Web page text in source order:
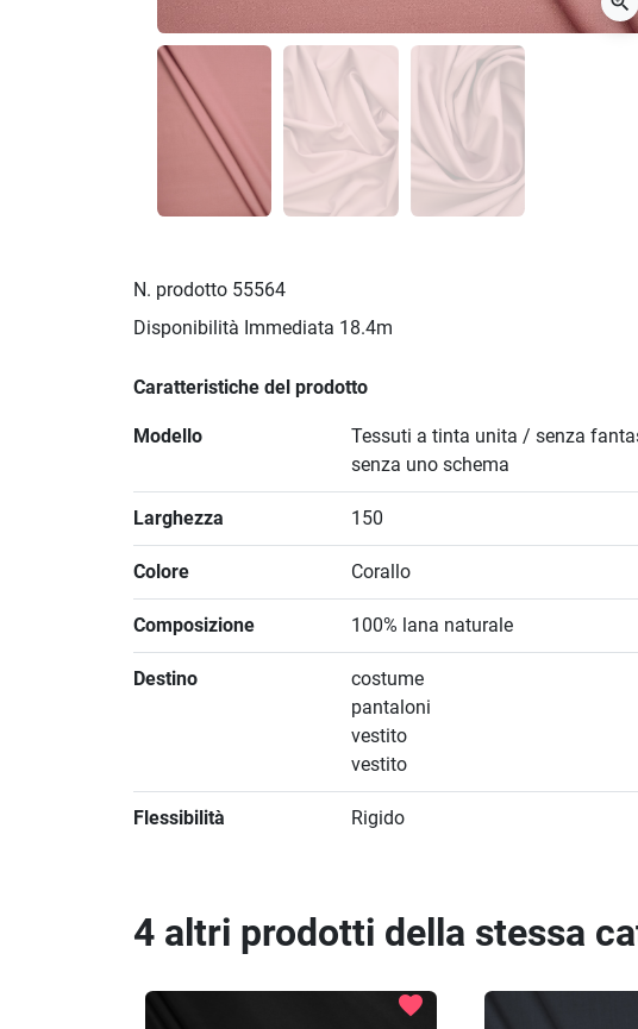
N. prodotto 55564
Disponibilità Immediata 18.4m
Caratteristiche del prodotto
Modello
Tessuti a tinta unita / senza
senza uno schema
Larghezza 150
Colore Corallo
Composizione 100% lana naturale
Destino
costume
pantaloni
vestito
vestito
Flessibilità Rigido
4 altri prodotti della stessa
favorite